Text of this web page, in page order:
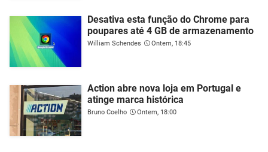
Desativa esta função do Chrome para
poupares até 4 GB de armazenamento
William Schendes Ontem, 18:45
Action abre nova loja em Portugal e
atinge marca histórica
Bruno Coelho Ontem, 18:00